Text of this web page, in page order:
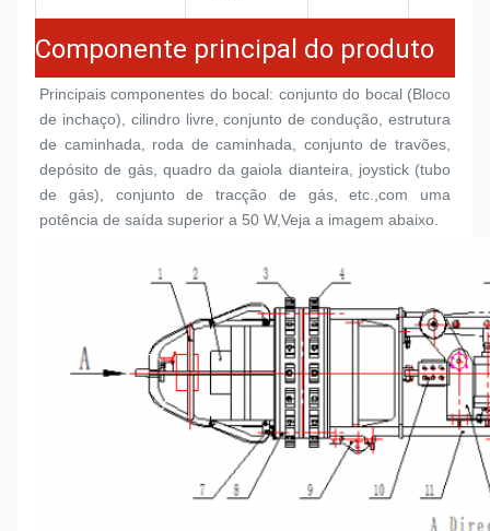
Componente principal do produto
Principais componentes do bocal: conjunto do bocal (Bloco
de inchaço), cilindro livre, conjunto de condução, estrutura
de caminhada, roda de caminhada, conjunto de travões,
depósito de gás, quadro da gaiola dianteira, joystick (tubo
de gás), conjunto de tracção de gás, etc.,com uma
potência de saída superior a 50 W,Veja a imagem abaixo.